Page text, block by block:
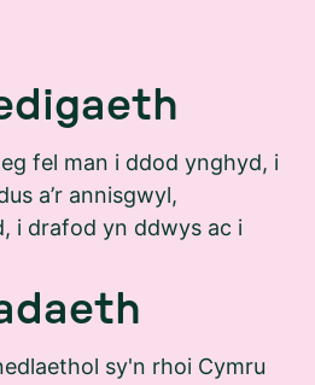
fel man i ddod ynghyd, i
a’r annisgwyl,
i drafod yn ddwys ac i
sy'n rhoi Cymru